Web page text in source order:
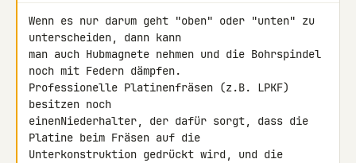
Wenn es nur darum geht "oben" oder "unten" zu
unterscheiden, dann kann
man auch Hubmagnete nehmen und die Bohrspindel
noch mit Federn dämpfen.
Professionelle Platinenfräsen (z.B. LPKF)
besitzen noch
einenNiederhalter, der dafür sorgt, dass die
Platine beim Fräsen auf die
Unterkonstruktion gedrückt wird, und die